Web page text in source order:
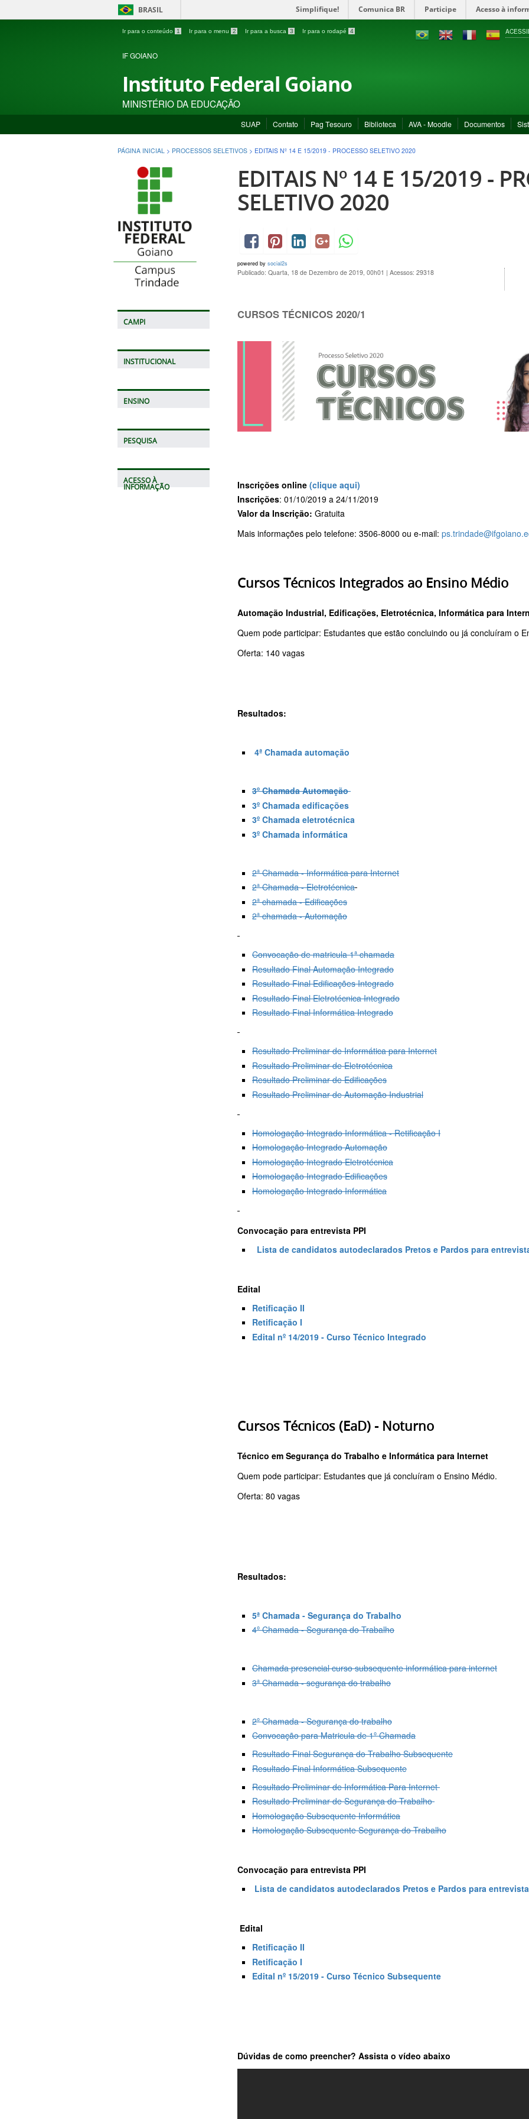
BRASIL Simplifique! Comunica BR Participe Acesso à
Ir para o conteúdo 1 Ir para o menu 2 Ir para a busca 3 Ir para o rodapé 4
IF GOIANO
Instituto Federal Goiano
MINISTÉRIO DA EDUCAÇÃO
SUAP Contato Pag Tesouro Biblioteca AVA - Moodle Documentos
PÁGINA INICIAL > PROCESSOS SELETIVOS > EDITAIS Nº 14 E 15/2019 - PROCESSO SELETIVO 2020
CAMPI
INSTITUCIONAL
ENSINO
PESQUISA
ACESSO À
INFORMAÇÃO
EDITAIS Nº 14 E 15/2019 -
SELETIVO 2020
powered by social2s
Publicado: Quarta, 18 de Dezembro de 2019, 00h01 | Acessos: 29318
CURSOS TÉCNICOS 2020/1
Inscrições online (clique aqui)
Inscrições: 01/10/2019 a 24/11/2019
Valor da Inscrição: Gratuita
Mais informações pelo telefone: 3506-8000 ou e-mail:
Cursos Técnicos Integrados ao Ensino Médio
Automação Industrial, Edificações, Eletrotécnica, Informática para
Quem pode participar: Estudantes que estão concluindo ou já concluíram o
Oferta: 140 vagas
Resultados:
4ª Chamada automação
3º Chamada Automação
3º Chamada edificações
3º Chamada eletrotécnica
3º Chamada informática
2ª Chamada - Informática para Internet
2ª Chamada - Eletrotécnica
2ª chamada - Edificações
2ª chamada - Automação
Convocação de matricula 1ª chamada
Resultado Final Automação Integrado
Resultado Final Edificações Integrado
Resultado Final Eletrotécnica Integrado
Resultado Final Informática Integrado
Resultado Preliminar de Informática para Internet
Resultado Preliminar de Eletrotécnica
Resultado Preliminar de Edificações
Resultado Preliminar de Automação Industrial
Homologação Integrado Informática - Retificação I
Homologação Integrado Automação
Homologação Integrado Eletrotécnica
Homologação Integrado Edificações
Homologação Integrado Informática
Convocação para entrevista PPI
Lista de candidatos autodeclarados Pretos e Pardos para
Edital
Retificação II
Retificação I
Edital nº 14/2019 - Curso Técnico Integrado
Cursos Técnicos (EaD) - Noturno
Técnico em Segurança do Trabalho e Informática para Internet
Quem pode participar: Estudantes que já concluíram o Ensino Médio.
Oferta: 80 vagas
Resultados:
5ª Chamada - Segurança do Trabalho
4º Chamada - Segurança do Trabalho
Chamada presencial curso subsequente informática para internet
3ª Chamada - segurança do trabalho
2º Chamada - Segurança do trabalho
Convocação para Matricula de 1º Chamada
Resultado Final Segurança do Trabalho Subsequente
Resultado Final Informática Subsequente
Resultado Preliminar de Informática Para Internet
Resultado Preliminar de Segurança do Trabalho
Homologação Subsequente Informática
Homologação Subsequente Segurança do Trabalho
Convocação para entrevista PPI
Lista de candidatos autodeclarados Pretos e Pardos para entrevista
Edital
Retificação II
Retificação I
Edital nº 15/2019 - Curso Técnico Subsequente
Dúvidas de como preencher? Assista o vídeo abaixo